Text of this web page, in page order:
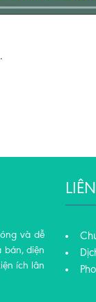
và dễ
bán, diện
ích lân